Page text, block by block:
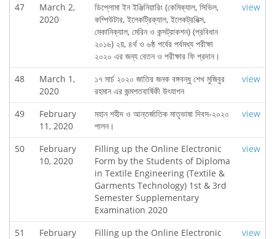
47
March 2,
2020
ডিপ্লোমা ইন ইঞ্জিনিয়ারিং (কেমিক্যাল, সিভিল,
কম্পিউটার, ইলেকট্রিক্যাল, ইলেকট্রনিক্স,
মেকানিক্যাল, মেরিন ও কন্সট্রাকশন) (প্রবিধান
২০১৬) ২য়, ৪র্থ ও ৬ষ্ঠ পর্বের পর্বমধ্য পরীক্ষা
২০২০ এর জন্য বেতন ও পরীক্ষার ফি প্রদান।
view
48
March 1,
2020
১৭ মার্চ ২০২০ জাতির জনক বঙ্গবন্ধু শেখ মুজিবুর
রহমান এর জন্মশতবার্ষিকী উৎযাপন
view
49
February
11, 2020
মহান শহীদ ও আন্তর্জাতিক মাতৃভাষা দিবস-২০২০
পালন।
view
50
February
10, 2020
Filling up the Online Electronic
Form by the Students of Diploma
in Textile Engineering (Textile &
Garments Technology) 1st & 3rd
Semester Supplementary
Examination 2020
view
51
February
Filling up the Online Electronic
view